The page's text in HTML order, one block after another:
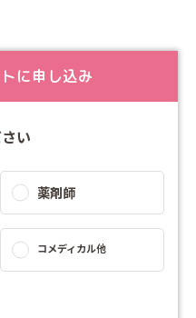
に申し込み
い
薬剤師
コメディカル他